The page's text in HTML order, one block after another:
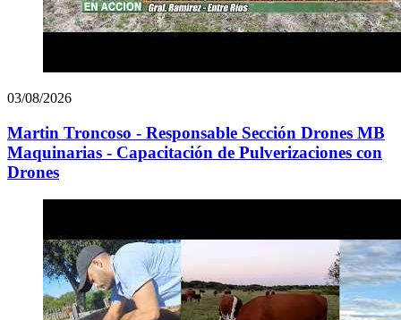
03/08/2026
Martin Troncoso - Responsable Sección Drones MB
Maquinarias - Capacitación de Pulverizaciones con
Drones